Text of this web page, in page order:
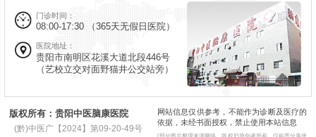
门诊时间：
08:00-17:30 （365天无假日医院）
医院地址：
贵阳市南明区花溪大道北段446号
（艺校立交对面野猫井公交站旁）
版权所有：贵阳中医脑康医院
(黔)中医广【2024】第09-20-49号
网站信息仅供参考，不能作为诊断及医疗的
依据，未经书面授权，禁止使用本站信息